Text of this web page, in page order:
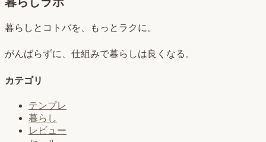
暮らしとコトバを、もっとラクに。
がんばらずに、仕組みで暮らしは良くなる。
カテゴリ
テンプレ
暮らし
レビュー